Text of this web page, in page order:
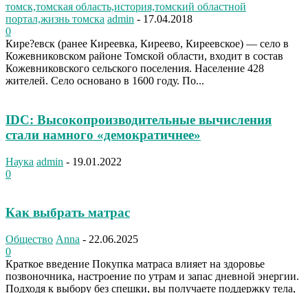
томск,томская область,история,томский областной
портал,жизнь томска admin - 17.04.2018
0
Кире?евск (ранее Киреевка, Киреево, Киреевское) — село в
Кожевниковском районе Томской области, входит в состав
Кожевниковского сельского поселения. Население 428
жителей. Село основано в 1600 году. По...
IDC: Высокопроизводительные вычисления
стали намного «демократичнее»
Наука admin - 19.01.2022
0
Как выбрать матрас
Общество Anna - 22.06.2025
0
Краткое введение Покупка матраса влияет на здоровье
позвоночника, настроение по утрам и запас дневной энергии.
Подходя к выбору без спешки, вы получаете поддержку тела,